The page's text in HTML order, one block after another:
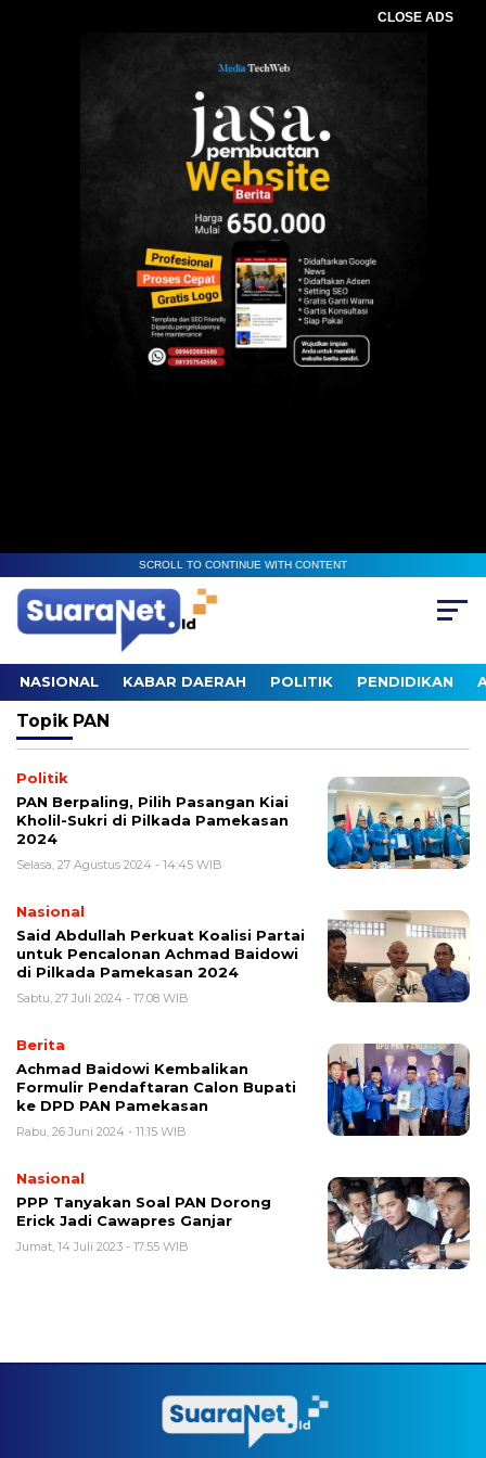
CLOSE ADS
SCROLL TO CONTINUE WITH CONTENT
NASIONAL KABAR DAERAH POLITIK PENDIDIKAN
Topik PAN
Politik
PAN Berpaling, Pilih Pasangan Kiai
Kholil-Sukri di Pilkada Pamekasan
2024
Selasa, 27 Agustus 2024 - 14:45 WIB
Nasional
Said Abdullah Perkuat Koalisi Partai
untuk Pencalonan Achmad Baidowi
di Pilkada Pamekasan 2024
Sabtu, 27 Juli 2024 - 17:08 WIB
Berita
Achmad Baidowi Kembalikan
Formulir Pendaftaran Calon Bupati
ke DPD PAN Pamekasan
Rabu, 26 Juni 2024 - 11:15 WIB
Nasional
PPP Tanyakan Soal PAN Dorong
Erick Jadi Cawapres Ganjar
Jumat, 14 Juli 2023 - 17:55 WIB